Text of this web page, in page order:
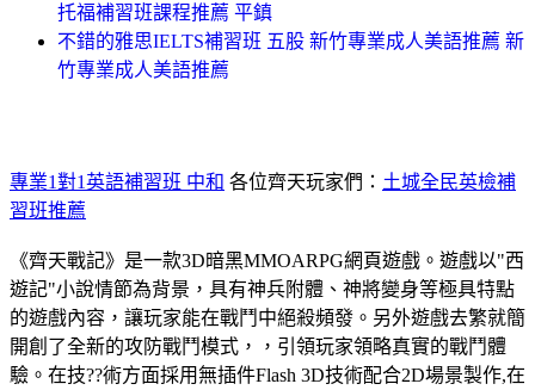
托福補習班課程推薦 平鎮
不錯的雅思IELTS補習班 五股 新竹專業成人美語推薦 新
竹專業成人美語推薦
專業1對1英語補習班 中和 各位齊天玩家們： 土城全民英檢補
習班推薦
《齊天戰記》是一款3D暗黑MMOARPG網頁遊戲。遊戲以"西
遊記"小說情節為背景，具有神兵附體、神將變身等極具特點
的遊戲內容，讓玩家能在戰鬥中絕殺頻發。另外遊戲去繁就簡
開創了全新的攻防戰鬥模式，，引領玩家領略真實的戰鬥體
驗。在技??術方面採用無插件Flash 3D技術配合2D場景製作,在